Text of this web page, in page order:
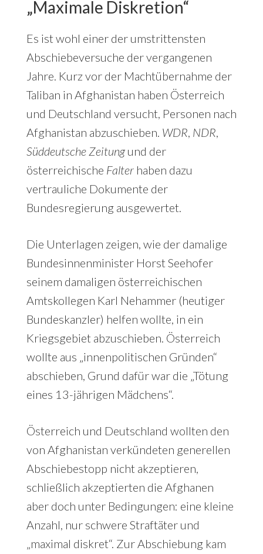
„Maximale Diskretion“
Es ist wohl einer der umstrittensten
Abschiebeversuche der vergangenen
Jahre. Kurz vor der Machtübernahme der
Taliban in Afghanistan haben Österreich
und Deutschland versucht, Personen nach
Afghanistan abzuschieben. WDR NDR
Süddeutsche Zeitungund der
österreichische Falterhaben dazu
vertrauliche Dokumente der
Bundesregierung ausgewertet.
Die Unterlagen zeigen, wie der damalige
Bundesinnenminister Horst Seehofer
seinem damaligen österreichischen
Amtskollegen Karl Nehammer (heutiger
Bundeskanzler) helfen wollte, in ein
Kriegsgebiet abzuschieben. Österreich
wollte aus „innenpolitischen Gründen“
abschieben, Grund dafür war die „Tötung
eines 13-jährigen Mädchens“.
Österreich und Deutschland wollten den
von Afghanistan verkündeten generellen
Abschiebestopp nicht akzeptieren,
schließlich akzeptierten die Afghanen
aber doch unter Bedingungen: eine kleine
Anzahl, nur schwere Straftäter und
„maximal diskret“. Zur Abschiebung kam